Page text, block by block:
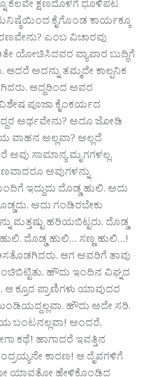
ಕೆಲವೇ ಕ್ಷಣದೊಳಗೆ ಧೂಳಿಪಟ
ಕೈಗೊಂಡ ಕಾರ್ಯಕ್ಕೂ
ಎಂಬ ವಿಚಾರವು
ಯೋಚಿಸಿದವರ ವ್ಯಾಪಾರ ಬುದ್ಧಿಗೆ
ಅದನ್ನು ತಮ್ಮದೇ ಕಾಲ್ಪನಿಕ
ಆದ್ದರಿಂದ ಅವರ
ಪೂಜಾ ಕೈಂಕರ್ಯದ
ಅರ್ಥವೇನು? ಅದೂ ಜೋಡಿ
ವಾಹನ ಅಲ್ಲವಾ? ಅಲ್ಲದೆ
ಅವು ಸಾಮಾನ್ಯ ಮೃಗಗಳಲ್ಲ,
ಅವುಗಳನ್ನು
ಇದ್ದುದು ದೊಡ್ಡ ಹುಲಿ. ಅದು
ಅದು ಗಂಡಿರಬೇಕು
ಹರಿಯಬಿಟ್ಟರು. ದೊಡ್ಡ
ದೊಡ್ಡ ಹುಲಿ… ಸಣ್ಣ ಹುಲಿ…!
ಆಗ ಅವರಿಗೆ ತಾವು
ಹೌದು ಇಂದಿನ ವಿಘ್ನದ
ಕ್ರೂರ ಪ್ರಾಣಿಗಳು ಯಾವುದರ
ಹೌದು ಅದೇ ಸರಿ.
ಬಂಟನಲ್ಲವಾ! ಅಂದರೆ,
ಕಥೆ! ಹಾಗಾದರೆ ಇವತ್ತಿನ
ಕಾರಣ! ಆ ದೈವಗಳಿಗೆ